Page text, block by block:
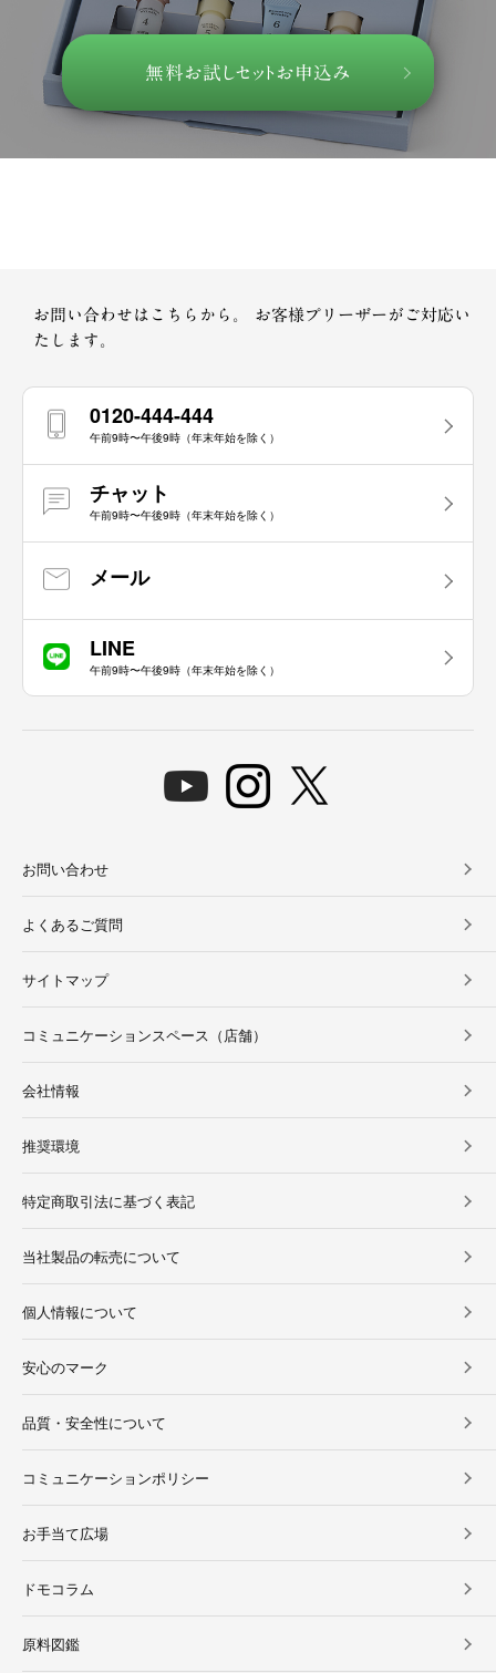
無料お試しセットお申込み
お問い合わせはこちらから。
お客様プリーザーがご対応い
たします。
0120-444-444
午前9時〜午後9時（年末年始を除く）
チャット
午前9時〜午後9時（年末年始を除く）
メール
LINE
午前9時〜午後9時（年末年始を除く）
お問い合わせ
よくあるご質問
サイトマップ
コミュニケーションスペース（店舗）
会社情報
推奨環境
特定商取引法に基づく表記
当社製品の転売について
個人情報について
安心のマーク
品質・安全性について
コミュニケーションポリシー
お手当て広場
ドモコラム
原料図鑑